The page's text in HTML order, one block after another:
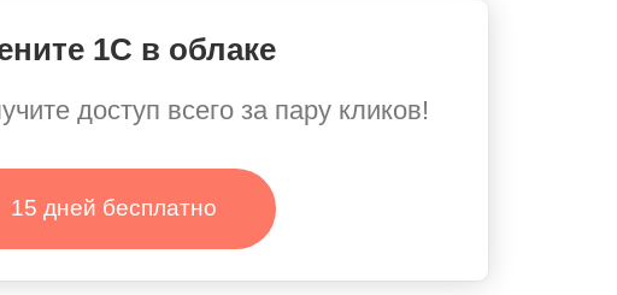
1С в облаке
доступ всего за пару кликов!
15 дней бесплатно